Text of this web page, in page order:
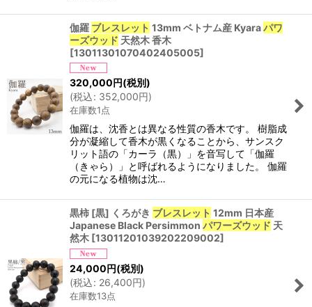
伽羅 ブレスレット 13mm ベトナム産 Kyaraパワ
ーズウッド 天然木 香木
[13011301070402405005]
320,000円(税別)
(税込: 352,000円)
在庫数1点
伽羅は、沈香とは異なる性質の香木です。 樹脂成
分が凝縮して香木が黒くなることから、サンスク
リット語の「カーラ（黒）」を音写して「伽羅
（きゃら）」と呼ばれるようになりました。 伽羅
の元になる植物は沈…
黒柿 [黒] くろがき ブレスレット 12mm 日本産
Japanese Black Persimmon パワーズウッド 天
然木 [13011201039202209002]
24,000円(税別)
(税込: 26,400円)
在庫数13点